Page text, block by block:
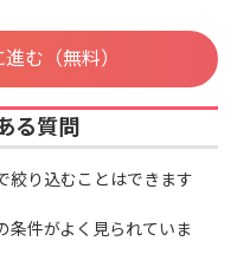
む（無料）
る質問
絞り込むことはできます
条件がよく見られていま